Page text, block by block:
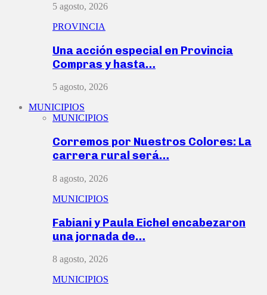
5 agosto, 2026
PROVINCIA
Una acción especial en Provincia
Compras y hasta…
5 agosto, 2026
MUNICIPIOS
MUNICIPIOS
Corremos por Nuestros Colores: La
carrera rural será…
8 agosto, 2026
MUNICIPIOS
Fabiani y Paula Eichel encabezaron
una jornada de…
8 agosto, 2026
MUNICIPIOS